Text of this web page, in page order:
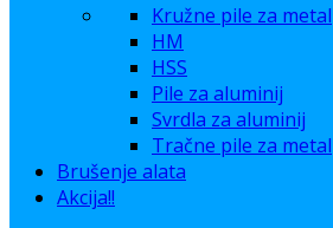
Kružne pile za metal
HM
HSS
Pile za aluminij
Svrdla za aluminij
Tračne pile za metal
Brušenje alata
Akcija!!